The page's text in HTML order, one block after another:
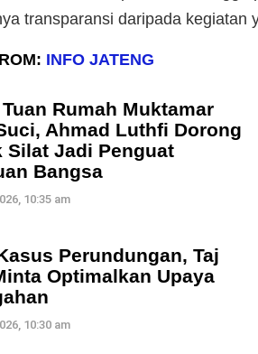
transparansi daripada kegiatan
INFO JATENG
Rumah Muktamar
Ahmad Luthfi Dorong
Silat Jadi Penguat
Bangsa
10:35 am
Perundungan, Taj
Optimalkan Upaya
10:30 am